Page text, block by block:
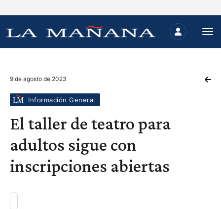
9 de agosto de 2023
Información General
El taller de teatro para
adultos sigue con
inscripciones abiertas